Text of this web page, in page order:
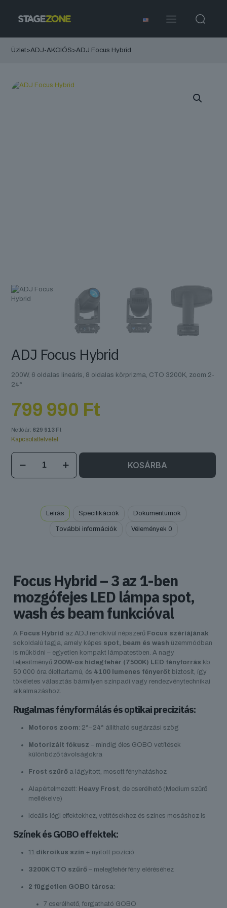
Üzlet>ADJ-AKCIÓS>ADJ Focus Hybrid
ADJ Focus Hybrid
200W, 6 oldalas lineáris, 8 oldalas körprizma, CTO 3200K, zoom 2-
24°
799 990 Ft
Nettó ár: 629 913 Ft
Kapcsolatfelvétel
ADJ
Focus
Hybrid
KOSÁRBA
Leírás Specifikációk Dokumentumok
További információk Vélemények 0
Focus Hybrid – 3 az 1-ben
mozgófejes LED lámpa spot,
wash és beam funkcióval
A Focus Hybrid az ADJ rendkívül népszerű Focus szériájának
sokoldalú tagja, amely képes spot, beam és wash üzemmódban
is működni – egyetlen kompakt lámpatestben. A nagy
teljesítményű 200W-os hidegfehér (7500K) LED fényforrás kb.
50 000 óra élettartamú, és 4100 lumenes fényerőt biztosít, így
tökéletes választás bármilyen színpadi vagy rendezvénytechnikai
alkalmazáshoz.
Rugalmas fényformálás és optikai precizitás:
Motoros zoom: 2°–24° állítható sugárzási szög
Motorizált fókusz – mindig éles GOBO vetítések
különböző távolságokra
Frost szűrő a lágyított, mosott fényhatáshoz
Alapértelmezett: Heavy Frost, de cserélhető (Medium szűrő
mellékelve)
Ideális légi effektekhez, vetítésekhez és színes mosáshoz is
Színek és GOBO effektek:
11 dikroikus szín + nyitott pozíció
3200K CTO szűrő – melegfehér fény eléréséhez
2 független GOBO tárcsa:
7 cserélhető, forgatható GOBO